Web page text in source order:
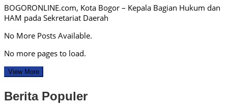
BOGORONLINE.com, Kota Bogor – Kepala Bagian Hukum dan
HAM pada Sekretariat Daerah
No More Posts Available.
No more pages to load.
View More
Berita Populer